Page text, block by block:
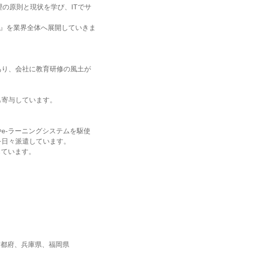
原則と現状を学び、ITでサ
を業界全体へ展開していきま
、会社に教育研修の風土が
与しています。
ラーニングシステムを駆使
々派遣しています。
います。
府、兵庫県、福岡県